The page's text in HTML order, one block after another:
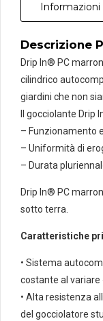
Descrizione
Drip In® PC
cilindrico
giardini che non
Il gocciolante Drip
– Funzionamento
– Uniformità di
– Durata
Drip In® PC
sotto terra.
Caratteristiche
• Sistema
costante al variare
• Alta resistenza
del gocciolatore